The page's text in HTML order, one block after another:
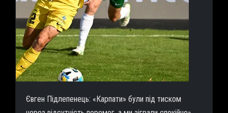
Євген Підлепенець: «Карпати» були під тиском